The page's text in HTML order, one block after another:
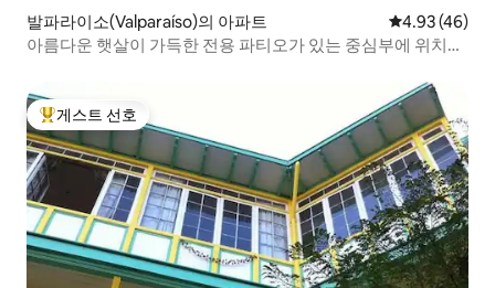
발파라이소(Valparaíso)의 아파트 평점 4.93점(5
4.93 (46)
아름다운 햇살이 가득한 전용 파티오가 있는 중심부에 위치한
상위 게스트 선호
게스트 선호